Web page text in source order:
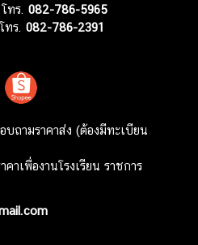
ทร. 082-786-5965
ทร. 082-786-2391
บถามราคาส่ง (ต้องมีทะเบียน
าเพื่องานโรงเรียน ราชการ